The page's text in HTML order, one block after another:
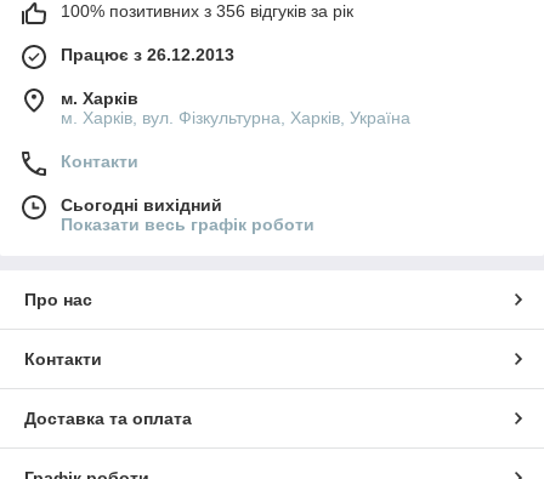
100% позитивних з 356 відгуків за рік
Працює з 26.12.2013
м. Харків
м. Харків, вул. Фізкультурна, Харків, Україна
Контакти
Сьогодні вихідний
Показати весь графік роботи
Про нас
Контакти
Доставка та оплата